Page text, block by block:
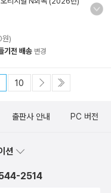
)
기전 배송 변경
10
출판사 안내 PC 버전
션
2514